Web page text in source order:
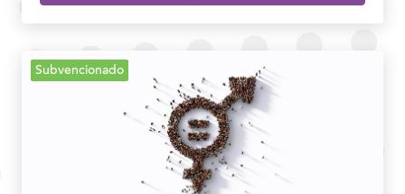
Subvencionado